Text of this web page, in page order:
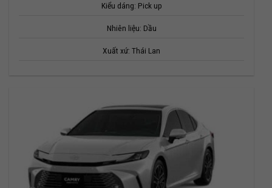
Kiểu dáng: Pick up
Nhiên liệu: Dầu
Xuất xứ: Thái Lan